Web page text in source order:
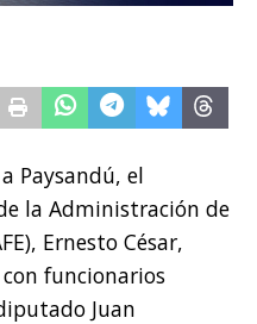
Paysandú, el
la Administración de
Ernesto César,
funcionarios
Juan